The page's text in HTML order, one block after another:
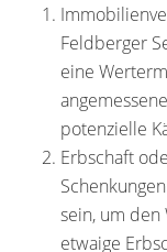
Feldberger
eine
potenzielle
Erbschaft
sein, um
etwaige